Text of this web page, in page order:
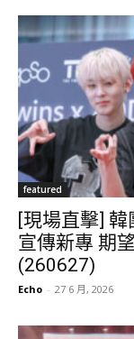
featured
[現場直擊] 韓
宣傳新專 期
(260627)
Echo - 27 6 月, 2026